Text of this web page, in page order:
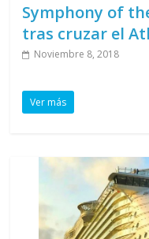
Symphony of
tras cruzar el
Noviembre 8, 2018
Ver más